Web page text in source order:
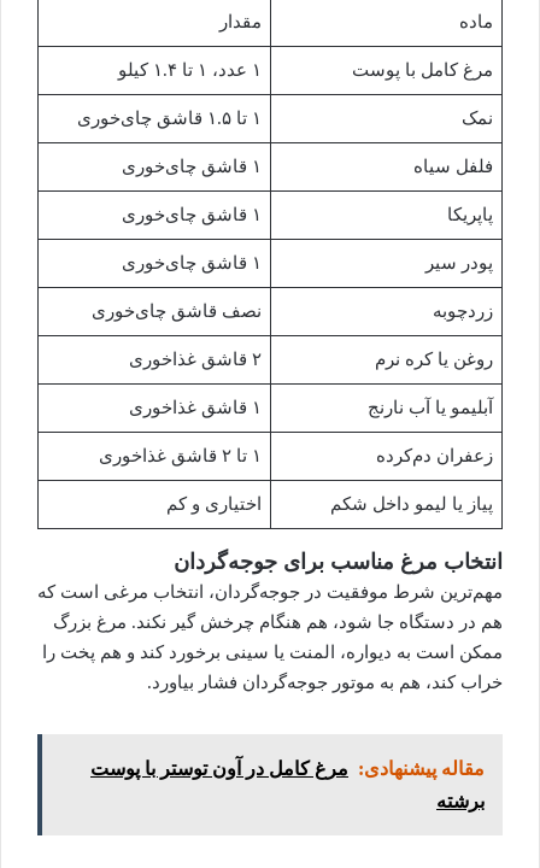
ماده مقدار
مرغ کامل با پوست ۱ عدد، ۱ تا ۱.۴ کیلو
نمک ۱ تا ۱.۵ قاشق چای‌خوری
فلفل سیاه ۱ قاشق چای‌خوری
پاپریکا ۱ قاشق چای‌خوری
پودر سیر ۱ قاشق چای‌خوری
زردچوبه نصف قاشق چای‌خوری
روغن یا کره نرم ۲ قاشق غذاخوری
آبلیمو یا آب نارنج ۱ قاشق غذاخوری
زعفران دم‌کرده ۱ تا ۲ قاشق غذاخوری
پیاز یا لیمو داخل شکم اختیاری و کم
انتخاب مرغ مناسب برای جوجه‌گردان
مهم‌ترین شرط موفقیت در جوجه‌گردان، انتخاب مرغی است که
هم در دستگاه جا شود، هم هنگام چرخش گیر نکند. مرغ بزرگ
ممکن است به دیواره، المنت یا سینی برخورد کند و هم پخت را
خراب کند، هم به موتور جوجه‌گردان فشار بیاورد.
مقاله پیشنهادی: مرغ کامل در آون توستر با پوست
برشته